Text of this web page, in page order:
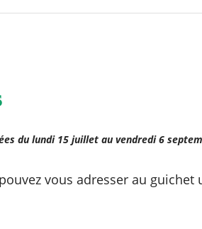
du lundi 15 juillet au vendredi 6
vous adresser au